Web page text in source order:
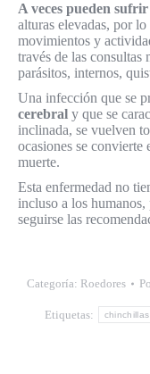
A veces pueden
alturas elevadas, por
movimientos y
través de las consultas
parásitos, internos,
Una infección que se
cerebral y que se
inclinada, se vuelven
ocasiones se convierte
muerte.
Esta enfermedad no
incluso a los
seguirse las
Categoría: Roedores
Etiquetas: chinchillas